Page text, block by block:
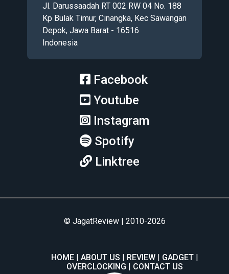
Jl. Darussaadah RT 002 RW 04 No. 188
Kp Bulak Timur, Cinangka, Kec Sawangan
Depok, Jawa Barat - 16516
Indonesia
Facebook
Youtube
Instagram
Spotify
Linktree
© JagatReview | 2010-2026
HOME ABOUT US REVIEW
GADGET
OVERCLOCKING
CONTACT US